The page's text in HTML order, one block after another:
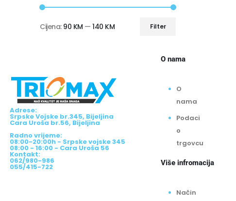
Filter
Cijena: 90 KM —140 KM
Adrese:
Srpske Vojske br.345, Bijeljina
Cara Uroša br.56, Bijeljina
Radno vrijeme:
08:00-20:00h - Srpske vojske 345
08:00 - 16:00 - Cara Uroša 56
Kontakt:
062/980-986
055/415-722
O nama
O
nama
Podaci
o
trgovcu
Više infromacija
Način